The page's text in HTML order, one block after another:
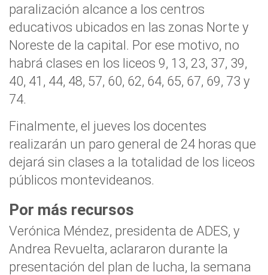
paralización alcance a los centros
educativos ubicados en las zonas Norte y
Noreste de la capital. Por ese motivo, no
habrá clases en los liceos 9, 13, 23, 37, 39,
40, 41, 44, 48, 57, 60, 62, 64, 65, 67, 69, 73 y
74.
Finalmente, el jueves los docentes
realizarán un paro general de 24 horas que
dejará sin clases a la totalidad de los liceos
públicos montevideanos.
Por más recursos
Verónica Méndez, presidenta de ADES, y
Andrea Revuelta, aclararon durante la
presentación del plan de lucha, la semana